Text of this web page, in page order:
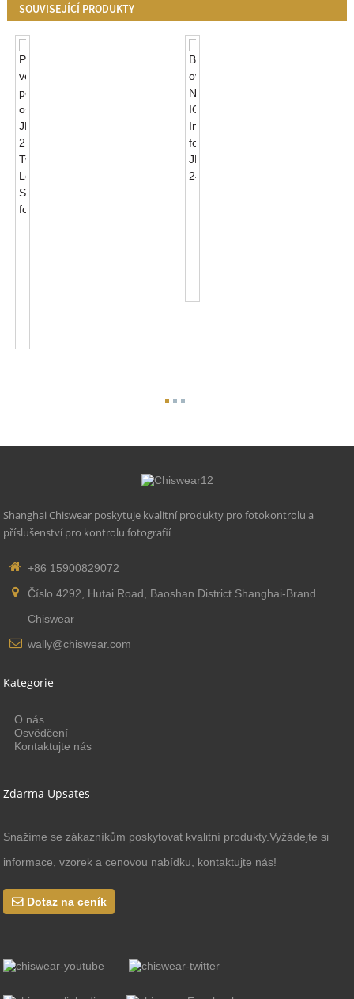
SOUVISEJÍCÍ PRODUKTY
Shanghai Chiswear poskytuje kvalitní produkty pro fotokontrolu a
příslušenství pro kontrolu fotografií
+86 15900829072
Číslo 4292, Hutai Road, Baoshan District Shanghai-Brand
Chiswear
wally@chiswear.com
Kategorie
O nás
Osvědčení
Kontaktujte nás
Zdarma Upsates
Snažíme se zákazníkům poskytovat kvalitní produkty.Vyžádejte si
informace, vzorek a cenovou nabídku, kontaktujte nás!
Dotaz na ceník